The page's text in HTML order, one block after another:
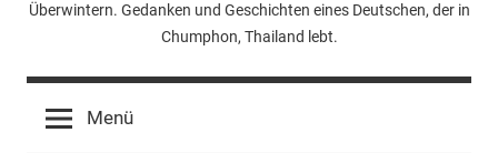
Überwintern. Gedanken und Geschichten eines Deutschen, der in
Chumphon, Thailand lebt.
Menü